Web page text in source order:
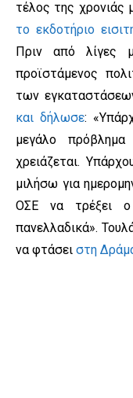
τέλος της χρονιάς
το εκδοτήριο
Πριν από λίγες
προϊστάμενος
των
και δήλωσε:
μεγάλο
χρειάζεται.
μιλήσω για
ΟΣΕ να τρέξει ο
πανελλαδικά».
να φτάσει στη